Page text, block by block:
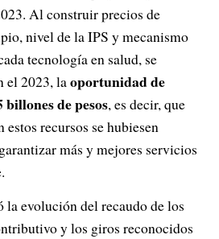
Al construir precios de
nivel de la IPS y mecanismo
tecnología en salud, se
el 2023, laoportunidad de
billones de pesos, es decir, que
recursos se hubiesen
más y mejores servicios
evolución del recaudo de los
y los giros reconocidos